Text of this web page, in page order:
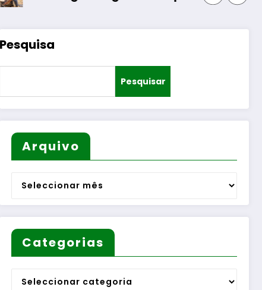
Pesquisa
Pesquisar
Arquivo
Arquivo
Categorias
Categorias